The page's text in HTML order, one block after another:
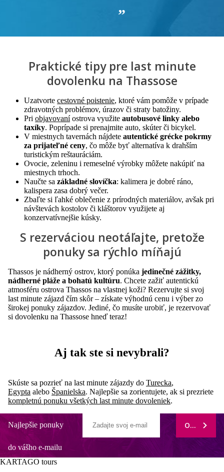
Praktické tipy pre last minute
dovolenku na Thassose
Uzatvorte cestovné poistenie, ktoré vám pomôže v prípade
zdravotných problémov, úrazov či straty batožiny.
Pri objavovaníostrova využite autobusové linky alebo
taxíky. Poprípade si prenajmite auto, skúter či bicykel.
V miestnych tavernách nájdete autentické grécke pokrmy
za prijateľné ceny, čo môže byť alternatíva k drahším
turistickým reštauráciám.
Ovocie, zeleninu i remeselné výrobky môžete nakúpiť na
miestnych trhoch.
Naučte sa základné slovíčka: kalimera je dobré ráno,
kalispera zasa dobrý večer.
Zbaľte si ľahké oblečenie z prírodných materiálov, avšak pri
návštevách kostolov či kláštorov využijete aj
konzervatívnejšie kúsky.
S rezerváciou neotáľajte, pretože
ponuky sa rýchlo míňajú
Thassos je nádherný ostrov, ktorý ponúka jedinečné zážitky,
nádherné pláže a bohatú kultúru. Chcete zažiť autentickú
atmosféru ostrova Thassos na vlastnej koži? Rezervujte si svoj
last minute zájazd čím skôr – získate výhodnú cenu i výber zo
širokej ponuky zájazdov. Jediné, čo musíte urobiť, je rezervovať
si dovolenku na Thassose hneď teraz!
Aj tak ste si nevybrali?
Skúste sa pozrieť na last minute zájazdy do Turecka,
Egypta alebo Španielska. Najlepšie sa zorientujete, ak si prezriete
kompletnú ponuku všetkých last minute dovoleniek.
Najlepšie ponuky
do vášho e-mailu
ODOBERAŤ
KARTAGO tours